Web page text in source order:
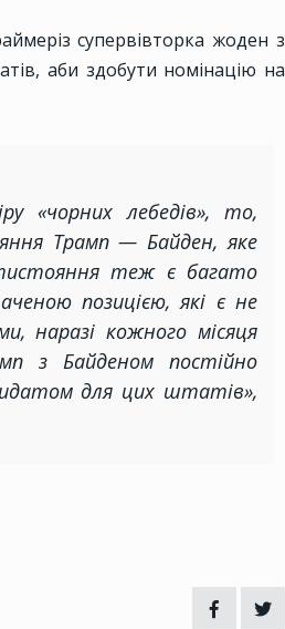
супервівторка жоден з
аби здобути номінацію на
«чорних лебедів», то,
Трамп — Байден, яке
теж є багато
позицією, які є не
наразі кожного місяця
з Байденом постійно
для цих штатів»,